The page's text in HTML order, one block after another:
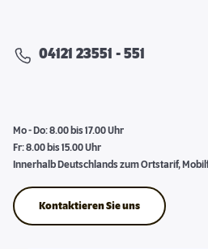
04121 23551 - 551
Mo - Do: 8.00 bis 17.00 Uhr
Fr: 8.00 bis 15.00 Uhr
Innerhalb Deutschlands zum Ortstarif,
Kontaktieren Sie uns